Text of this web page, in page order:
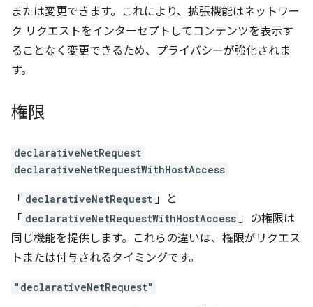
または変更できます。これにより、拡張機能はネットワー
ク リクエストをインターセプトしてコンテンツを表示す
ることなく変更できるため、プライバシーが強化されま
す。
権限
declarativeNetRequest
declarativeNetRequestWithHostAccess
「 declarativeNetRequest 」と
「 declarativeNetRequestWithHostAccess 」の権限は
同じ機能を提供します。これらの違いは、権限がリクエス
トまたは付与されるタイミングです。
"declarativeNetRequest"